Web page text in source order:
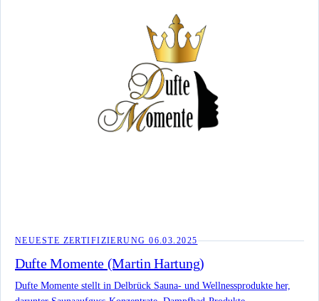
NEUESTE ZERTIFIZIERUNG06.03.2025
Dufte Momente (Martin Hartung)
Dufte Momente stellt in Delbrück Sauna- und Wellnessprodukte her,